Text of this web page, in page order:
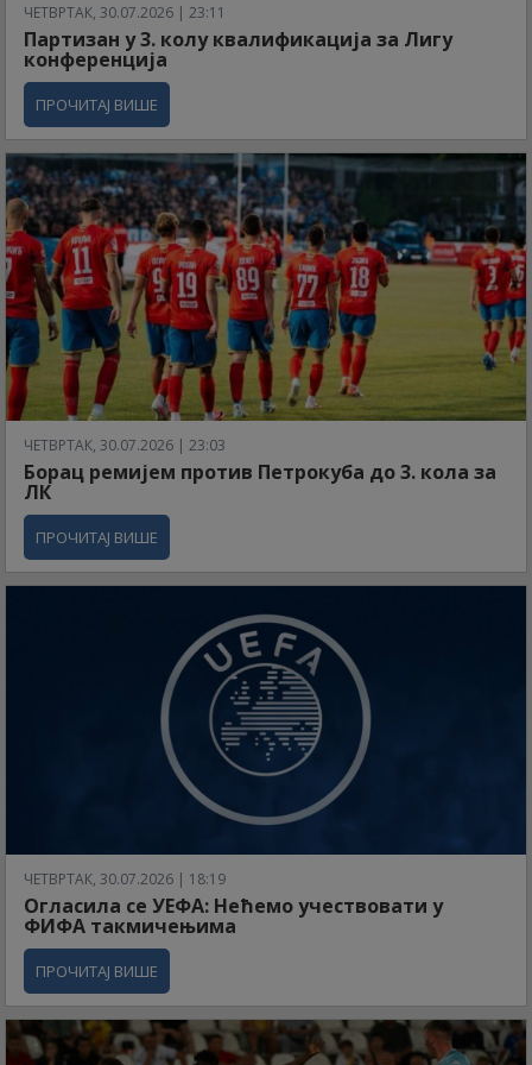
ЧЕТВРТАК, 30.07.2026 | 23:11
Партизан у 3. колу квалификација за Лигу
конференција
ПРОЧИТАЈ ВИШЕ
ЧЕТВРТАК, 30.07.2026 | 23:03
Борац ремијем против Петрокуба до 3. кола за
ЛК
ПРОЧИТАЈ ВИШЕ
ЧЕТВРТАК, 30.07.2026 | 18:19
Огласила се УЕФА: Нећемо учествовати у
ФИФА такмичењима
ПРОЧИТАЈ ВИШЕ